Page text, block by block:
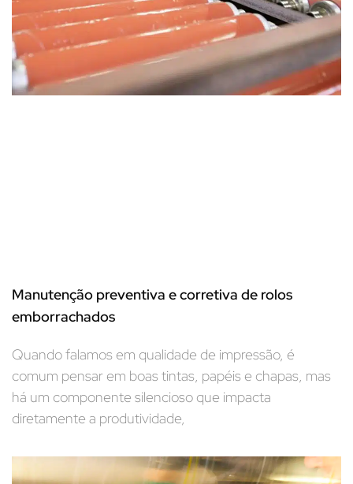
Manutenção preventiva e corretiva de rolos
emborrachados
Quando falamos em qualidade de impressão, é
comum pensar em boas tintas, papéis e chapas, mas
há um componente silencioso que impacta
diretamente a produtividade,